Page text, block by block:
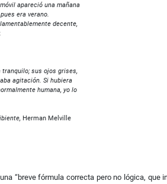
apareció una mañana
era verano.
decente,
sus ojos grises,
agitación. Si hubiera
humana, yo lo
Herman Melville
“breve fórmula correcta pero no lógica, que